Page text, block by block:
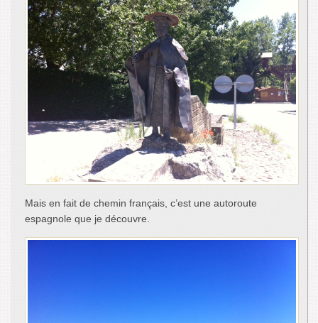
Mais en fait de chemin français, c’est une autoroute
espagnole que je découvre.